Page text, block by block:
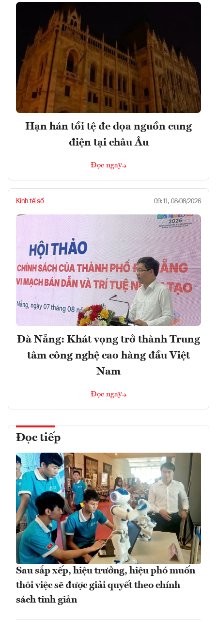
Hạn hán tồi tệ đe dọa nguồn cung
điện tại châu Âu
Đọc ngay
Kinh tế số 09:11, 08/08/2026
Đà Nẵng: Khát vọng trở thành Trung
tâm công nghệ cao hàng đầu Việt
Nam
Đọc ngay
Đọc tiếp
Sau sắp xếp, hiệu trưởng, hiệu phó muốn
thôi việc sẽ được giải quyết theo chính
sách tinh giản